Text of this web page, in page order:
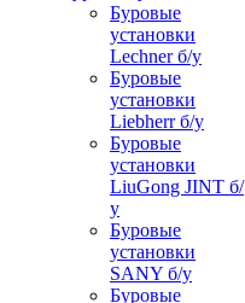
Буровые
установки
Lechner б/у
Буровые
установки
Liebherr б/у
Буровые
установки
LiuGong JINT б/
у
Буровые
установки
SANY б/у
Буровые